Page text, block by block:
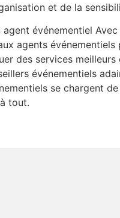
et de la
événementiel
agents
des services
événementiels
se chargent
tout.